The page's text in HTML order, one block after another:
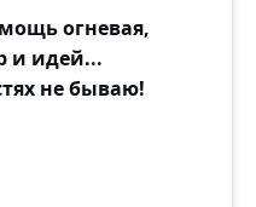
огневая,
и идей...
не бываю!